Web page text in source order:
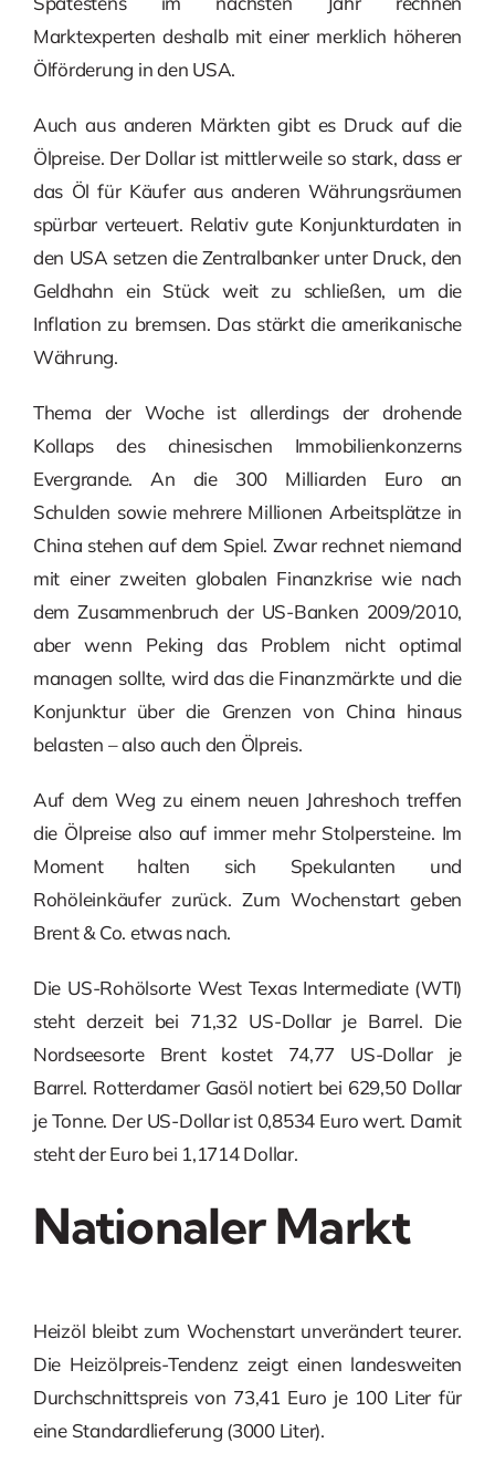
Marktexperten deshalb mit einer merklich höheren
Ölförderung in den USA.
Auch aus anderen Märkten gibt es Druck auf die
Ölpreise. Der Dollar ist mittlerweile so stark, dass er
das Öl für Käufer aus anderen Währungsräumen
spürbar verteuert. Relativ gute Konjunkturdaten in
den USA setzen die Zentralbanker unter Druck, den
Geldhahn ein Stück weit zu schließen, um die
Inflation zu bremsen. Das stärkt die amerikanische
Währung.
Thema der Woche ist allerdings der drohende
Kollaps des chinesischen Immobilienkonzerns
Evergrande. An die 300 Milliarden Euro an
Schulden sowie mehrere Millionen Arbeitsplätze in
China stehen auf dem Spiel. Zwar rechnet niemand
mit einer zweiten globalen Finanzkrise wie nach
dem Zusammenbruch der US-Banken 2009/2010,
aber wenn Peking das Problem nicht optimal
managen sollte, wird das die Finanzmärkte und die
Konjunktur über die Grenzen von China hinaus
belasten – also auch den Ölpreis.
Auf dem Weg zu einem neuen Jahreshoch treffen
die Ölpreise also auf immer mehr Stolpersteine. Im
Moment halten sich Spekulanten und
Rohöleinkäufer zurück. Zum Wochenstart geben
Brent & Co. etwas nach.
Die US-Rohölsorte West Texas Intermediate (WTI)
steht derzeit bei 71,32 US-Dollar je Barrel. Die
Nordseesorte Brent kostet 74,77 US-Dollar je
Barrel. Rotterdamer Gasöl notiert bei 629,50 Dollar
je Tonne. Der US-Dollar ist 0,8534 Euro wert. Damit
steht der Euro bei 1,1714 Dollar.
Nationaler Markt
Heizöl bleibt zum Wochenstart unverändert teurer.
Die Heizölpreis-Tendenz zeigt einen landesweiten
Durchschnittspreis von 73,41 Euro je 100 Liter für
eine Standardlieferung (3000 Liter).